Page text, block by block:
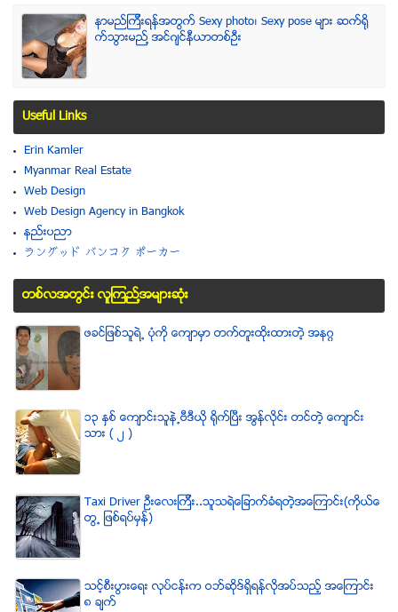
နာမည္ၾကီးရန္အတြက္ Sexy photo၊ Sexy pose မ်ား ဆက္ရို
က္သြားမည္႔ အင္ဂ်င္နီယာတစ္ဦး
Useful Links
Erin Kamler
Myanmar Real Estate
Web Design
Web Design Agency in Bangkok
နည္းပညာ
ラングッド バンコク ポーカー
တစ္လအတြင္း လူၾကည္႔အမ်ားဆံုး
ဖခင္ျဖစ္သူရဲ႕ ပံုကို ေက်ာမွာ တက္တူးထိုးထားတဲ့ အနဂၢ
၁၃ ႏွစ္ ေက်ာင္းသူနဲ႕ဗီဒီယို ရိုက္ျပီး အြန္လိုင္း တင္တဲ့ ေက်ာင္း
သား ( ၂ )
Taxi Driver ဦးေလးၾကီး..သူသရဲေျခာက္ခံရတဲ့အေၾကာင္း(ကိုယ္ေ
တြ႕ ျဖစ္ရပ္မွန္)
သင့္စီးပြားေရး လုပ္ငန္းက ဝဘ္ဆိုဒ္ရွိရန္လိုအပ္သည့္ အေၾကာင္း
၈ ခ်က္